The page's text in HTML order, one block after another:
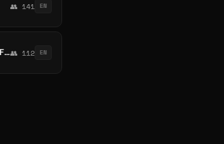
👥 141 EN
WinterFreaks: Winter and Telegram Freaks. We love Winter Sports and cold / Nordic countries like Finland, Russia, Canada👥 112 EN